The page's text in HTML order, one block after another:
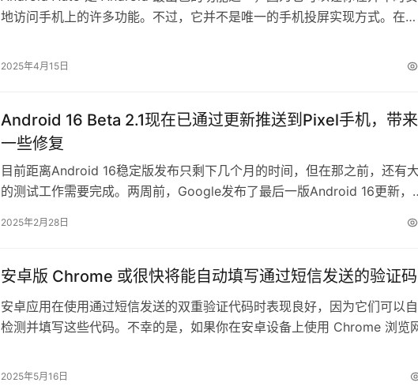
地访问手机上的许多功能。不过，它并不是唯一的手机投屏实现方式。在
Samsung Auto。Samsung Auto 提供了与 Android Auto 类似的多项功能
2025年4月15日
Android 16 Beta 2.1现在已通过更新推送到Pixel手机，带
一些修复
目前距离Android 16稳定版发布只剩下几个月的时间，但在那之前，还有
的测试工作需要完成。两周前，Google发布了最后一版Android 16更新，
Google又发布了Android 16 Beta 2.1更新，主要修复了一些bug。 Google
2025年2月28日
安卓版 Chrome 或很快将能自动填写通过短信发送的验证码
安卓应用在使用通过短信发送的双重验证代码时表现良好，因为它们可以
检测并填写这些代码。不幸的是，如果你在安卓设备上使用 Chrome 浏览
Chrome 很快可能也能检测通过短信发送的双重验证代码，并在网站上自动
2025年5月16日